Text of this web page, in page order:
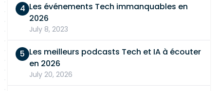
Les événements Tech immanquables en
2026
July 8, 2023
Les meilleurs podcasts Tech et IA à écouter
en 2026
July 20, 2026